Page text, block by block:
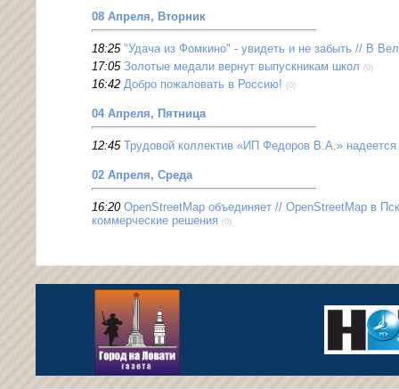
08 Апреля, Вторник
18:25 "Удача из Фомкино" - увидеть и не забыть // В
17:05 Золотые медали вернут выпускникам школ (0)
16:42 Добро пожаловать в Россию! (0)
04 Апреля, Пятница
12:45 Трудовой коллектив «ИП Федоров В.А.» надеется
02 Апреля, Среда
16:20 OpenStreetMap объединяет // OpenStreetMap в
коммерческие решения (0)